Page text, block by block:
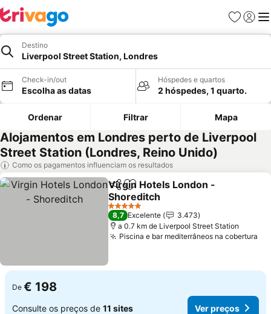
Favoritos
Iniciar
Destino
Liverpool Street Station, Londres
Check-in/out
Escolha as datas
Hóspedes e quartos
2 hóspedes, 1 quarto.
Ordenar Filtrar Mapa
Alojamentos em Londres perto de Liverpool
Street Station (Londres, Reino Unido)
Como os pagamentos influenciam os resultados
PartilharAdicionar aos favoritos
Virgin Hotels London -
Shoreditch
Ver preços
5 Estrelas
8,7 Excelente
3.473
a 0.7 km de Liverpool Street Station
Piscina e bar mediterrâneos na cobertura
De € 198
Consulte os preços de 11 sites Ver preços